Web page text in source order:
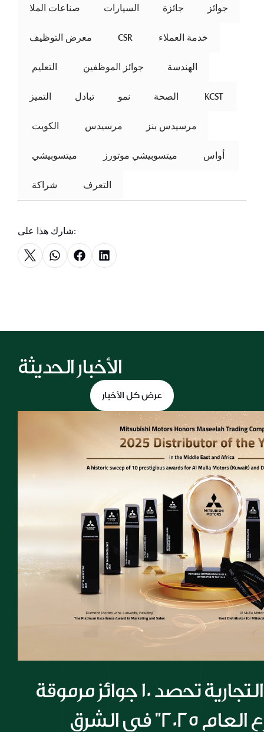
صناعات الملا السيارات جائزة جوائز
معرض التوظيف CSR خدمة العملاء
جوائز الموظفين الهندسة
التميز تبادل نمو الصحة KCST
مرسيدس مرسيدس بنز
ميتسوبيشي موتورز
التعرف
شارك هذا على:
الأخبار الحديثة
عرض كل الأخبار